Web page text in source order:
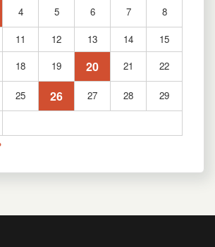
4 5 6 7 8
11 12 13 14 15
18 19 20 21 22
25 26 27 28 29